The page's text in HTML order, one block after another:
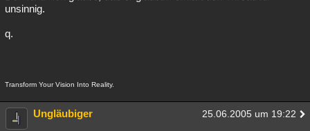
unsinnig.
q.
Transform Your Vision Into Reality.
Ungläubiger 25.06.2005 um 19:22